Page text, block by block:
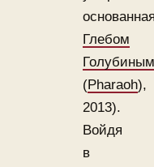
Глебом
Голубиным
(Pharaoh),
2013).
Войдя
в